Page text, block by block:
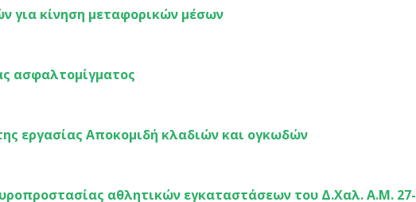
για κίνηση μεταφορικών μέσων
ασφαλτομίγματος
εργασίας Αποκομιδή κλαδιών και ογκωδών
αθλητικών εγκαταστάσεων του Δ.Χαλ. Α.Μ. 27-